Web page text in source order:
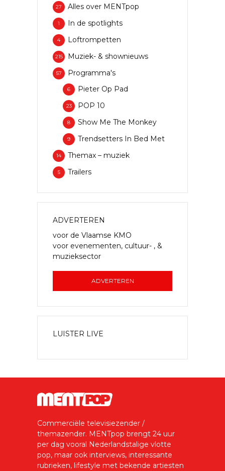
Alles over MENTpop
27
In de spotlights
1
Loftrompetten
4
Muziek- & shownieuws
215
Programma's
57
Pieter Op Pad
6
POP 10
23
Show Me The Monkey
8
Trendsetters In Bed Met
9
Themax – muziek
14
Trailers
5
ADVERTEREN
voor de Vlaamse KMO
voor evenementen, cultuur- , &
muzieksector
ADVERTEREN
LUISTER LIVE
Commerciële televisiezender /
themazender. MENTpop brengt 24 uur
per dag vooral Nederlandstalige vlotte
pop, maar ook interviews, interessante
rubrieken, lifestyle met bekende artiesten